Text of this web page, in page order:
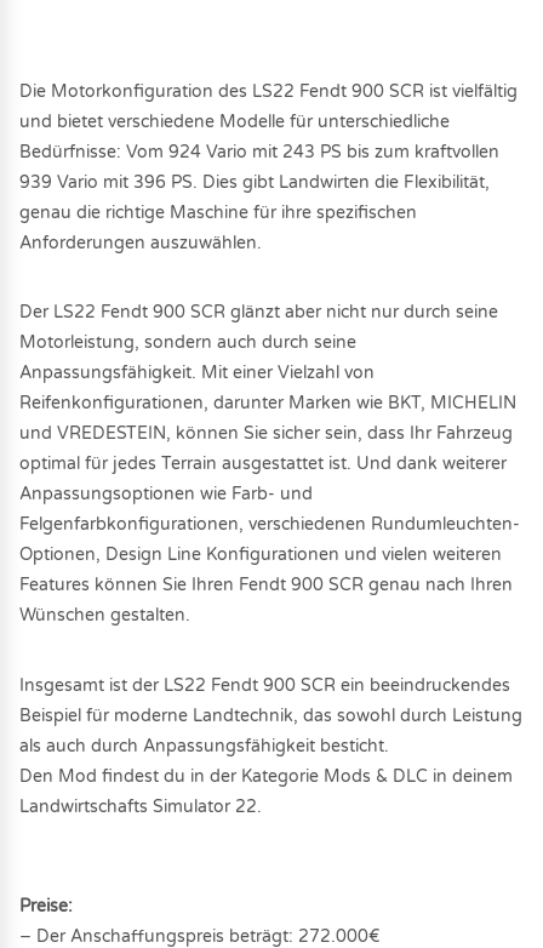
Die Motorkonfiguration des LS22 Fendt 900 SCR ist vielfältig
und bietet verschiedene Modelle für unterschiedliche
Bedürfnisse: Vom 924 Vario mit 243 PS bis zum kraftvollen
939 Vario mit 396 PS. Dies gibt Landwirten die Flexibilität,
genau die richtige Maschine für ihre spezifischen
Anforderungen auszuwählen.
Der LS22 Fendt 900 SCR glänzt aber nicht nur durch seine
Motorleistung, sondern auch durch seine
Anpassungsfähigkeit. Mit einer Vielzahl von
Reifenkonfigurationen, darunter Marken wie BKT, MICHELIN
und VREDESTEIN, können Sie sicher sein, dass Ihr Fahrzeug
optimal für jedes Terrain ausgestattet ist. Und dank weiterer
Anpassungsoptionen wie Farb- und
Felgenfarbkonfigurationen, verschiedenen Rundumleuchten-
Optionen, Design Line Konfigurationen und vielen weiteren
Features können Sie Ihren Fendt 900 SCR genau nach Ihren
Wünschen gestalten.
Insgesamt ist der LS22 Fendt 900 SCR ein beeindruckendes
Beispiel für moderne Landtechnik, das sowohl durch Leistung
als auch durch Anpassungsfähigkeit besticht.
Den Mod findest du in der Kategorie Mods & DLC in deinem
Landwirtschafts Simulator 22.
Preise:
− Der Anschaffungspreis beträgt: 272.000€